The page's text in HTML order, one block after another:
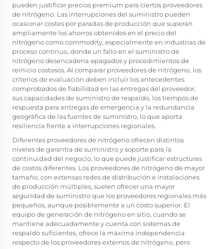
pueden justificar precios premium para ciertos proveedores
de nitrógeno. Las interrupciones del suministro pueden
ocasionar costes por paradas de producción que superan
ampliamente los ahorros obtenidos en el precio del
nitrógeno como commodity, especialmente en industrias de
proceso continuo, donde un fallo en el suministro de
nitrógeno desencadena apagados y procedimientos de
reinicio costosos. Al comparar proveedores de nitrógeno, los
criterios de evaluación deben incluir los antecedentes
comprobados de fiabilidad en las entregas del proveedor,
sus capacidades de suministro de respaldo, los tiempos de
respuesta para entregas de emergencia y la redundancia
geográfica de las fuentes de suministro, lo que aporta
resiliencia frente a interrupciones regionales.
Diferentes proveedores de nitrógeno ofrecen distintos
niveles de garantía de suministro y soporte para la
continuidad del negocio, lo que puede justificar estructuras
de costos diferentes. Los proveedores de nitrógeno de mayor
tamaño, con extensas redes de distribución e instalaciones
de producción múltiples, suelen ofrecer una mayor
seguridad de suministro que los proveedores regionales más
pequeños, aunque posiblemente a un costo superior. El
equipo de generación de nitrógeno en sitio, cuando se
mantiene adecuadamente y cuenta con sistemas de
respaldo suficientes, ofrece la máxima independencia
respecto de los proveedores externos de nitrógeno, pero